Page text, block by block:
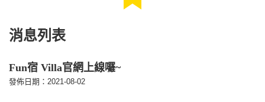
消息列表
Fun宿 Villa官網上線囉~
發佈日期：2021-08-02